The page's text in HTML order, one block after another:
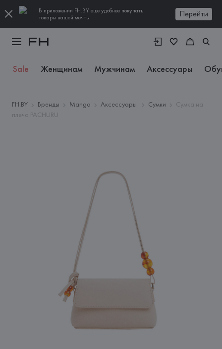
В приложении FH.BY еще удобнее покупать
товары вашей мечты
Перейти
Sale Женщинам Мужчинам Аксессуары
FH.BY Бренды Mango Аксессуары Сумки
Сумка на
плечо PACHURU